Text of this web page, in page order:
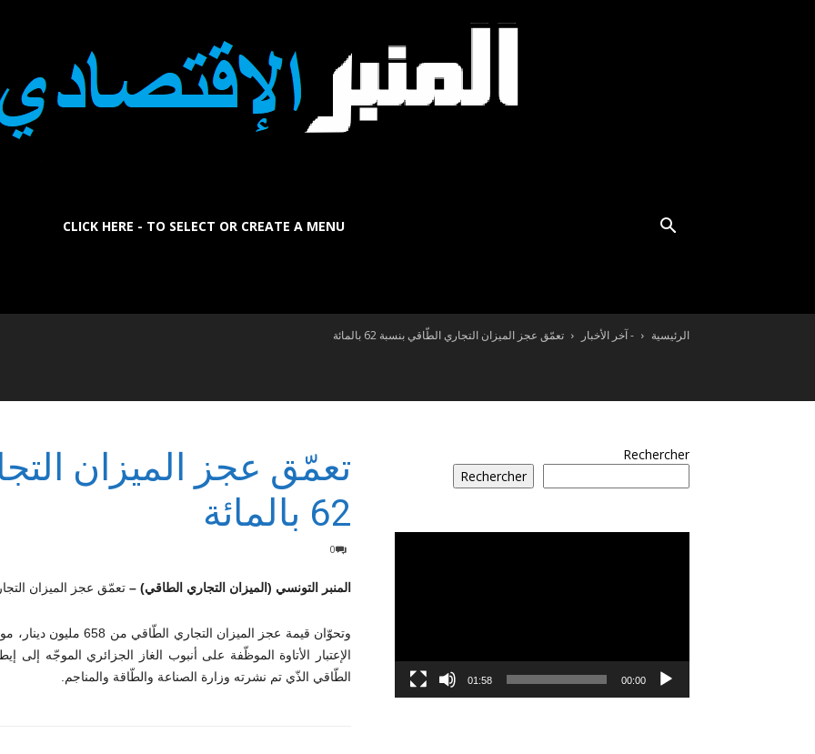
CLICK HERE - TO SELECT OR CREATE A MENU
الرئيسية - آخر الأخبار تعمّق عجز الميزان التجاري الطّاقي بنسبة 62 بالمائة
تعمّق عجز الميزان
62 بالمائة
0
المنبر التونسي (الميزان التجاري الطاقي) – تعمّق عجز الميزان التجاري الطّاقي بنسبة
الإعتبار الأتاوة الموظّفة على أنبوب الغاز الجزائري الموجّه
الطّاقي الذّي تم نشرته وزارة الصناعة والطّاقة والمناجم.
Rechercher
Rechercher
00:00
01:58